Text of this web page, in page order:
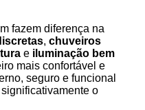
fazem diferença na
, chuveiros
e iluminação bem
mais confortável e
seguro e funcional
o